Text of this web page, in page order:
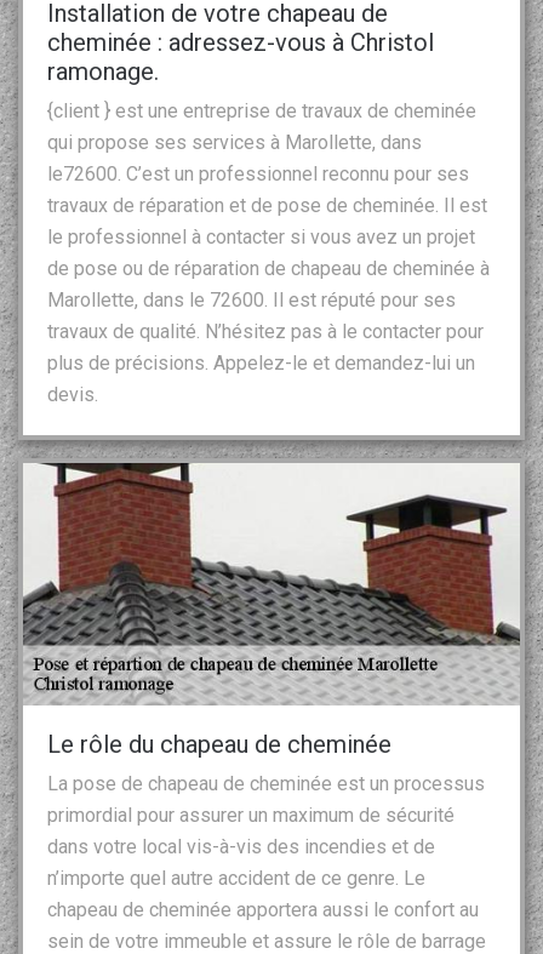
Installation de votre chapeau de
cheminée : adressez-vous à Christol
ramonage.
{client } est une entreprise de travaux de cheminée
qui propose ses services à Marollette, dans
le72600. C’est un professionnel reconnu pour ses
travaux de réparation et de pose de cheminée. Il est
le professionnel à contacter si vous avez un projet
de pose ou de réparation de chapeau de cheminée à
Marollette, dans le 72600. Il est réputé pour ses
travaux de qualité. N’hésitez pas à le contacter pour
plus de précisions. Appelez-le et demandez-lui un
devis.
Le rôle du chapeau de cheminée
La pose de chapeau de cheminée est un processus
primordial pour assurer un maximum de sécurité
dans votre local vis-à-vis des incendies et de
n’importe quel autre accident de ce genre. Le
chapeau de cheminée apportera aussi le confort au
sein de votre immeuble et assure le rôle de barrage